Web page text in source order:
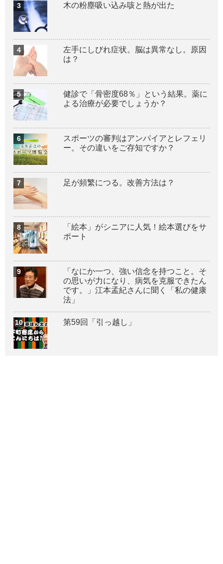
木の粉塵吸い込み咳と熱が出た
左手にしびれ症状。脳は異常なし。原因
は？
健診で「骨密度68％」という結果。薬に
よる治療が必要でしょうか？
スポーツの審判はアンパイアとレフェリ
ー。その違いをご存知ですか？
足が頻繁につる。改善方法は？
「絵本」がシニアに人気！絵本選びをサ
ポート
「なにか一つ、強い信念を持つこと。そ
の思いが力になり、病気を克服できたん
です。」江本孟紀さんに聞く「私の健康
法」
第59回「引っ越し」